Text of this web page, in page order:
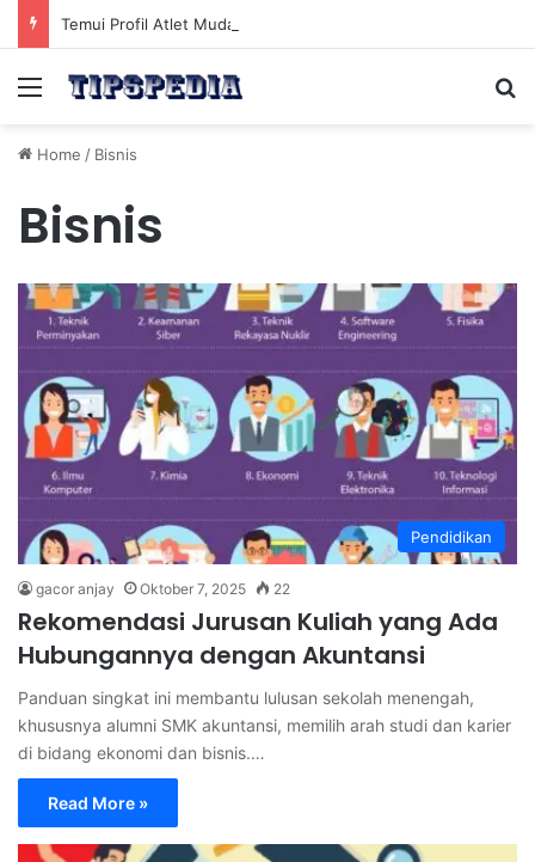
Menu
Home / Bisnis
Bisnis
Pendidikan
gacor anjay Oktober 7, 2025 22
Rekomendasi Jurusan Kuliah yang Ada
Hubungannya dengan Akuntansi
Panduan singkat ini membantu lulusan sekolah menengah,
khususnya alumni SMK akuntansi, memilih arah studi dan karier
di bidang ekonomi dan bisnis.…
Read More »